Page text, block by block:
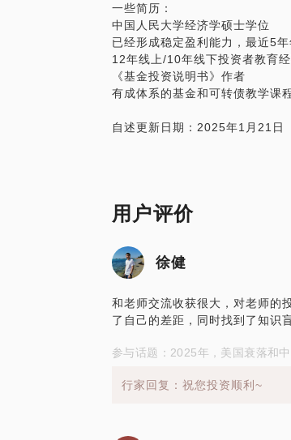
一些简历：
中国人民大学经济学硕士学位
已经形成稳定盈利能力，最近5
12年线上/10年线下投资者教育
《基金投资说明书》作者
有成体系的基金和可转债教学课
自述更新日期：2025年1月21日
用户评价
徐健
和老师交流收获很大，对老师的
了自己的差距，同时找到了知识
参与话题：2025年，美国衰落和
行家回复：祝您投资顺利~